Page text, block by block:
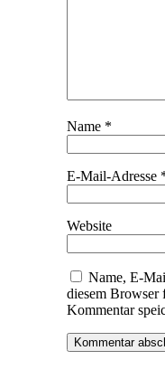
Name *
E-Mail-Adresse
Website
Name, E-
diesem Browser
Kommentar